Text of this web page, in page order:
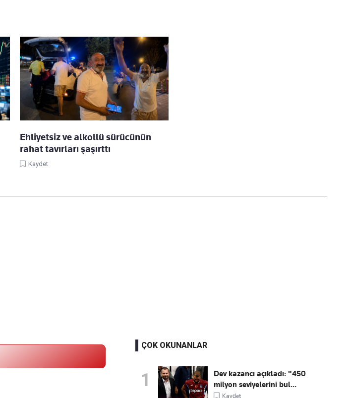
Ehliyetsiz ve alkollü sürücünün
rahat tavırları şaşırttı
Kaydet
ÇOK OKUNANLAR
1
Dev kazancı açıkladı: "450
milyon seviyelerini bul...
Kaydet